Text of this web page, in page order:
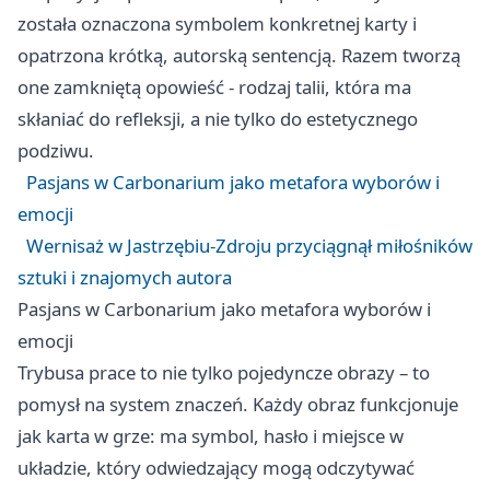
została oznaczona symbolem konkretnej karty i
opatrzona krótką, autorską sentencją. Razem tworzą
one zamkniętą opowieść - rodzaj talii, która ma
skłaniać do refleksji, a nie tylko do estetycznego
podziwu.
Pasjans w Carbonarium jako metafora wyborów i
emocji
Wernisaż w Jastrzębiu-Zdroju przyciągnął miłośników
sztuki i znajomych autora
Pasjans w Carbonarium jako metafora wyborów i
emocji
Trybusa prace to nie tylko pojedyncze obrazy – to
pomysł na system znaczeń. Każdy obraz funkcjonuje
jak karta w grze: ma symbol, hasło i miejsce w
układzie, który odwiedzający mogą odczytywać